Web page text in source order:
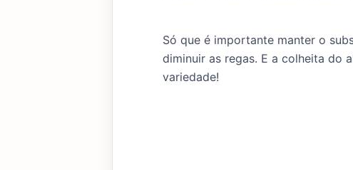
Só que é importante manter o
diminuir as regas. E a colheita do
variedade!